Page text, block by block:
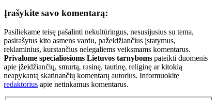
Įrašykite savo komentarą:
Pasiliekame teisę pašalinti nekultūringus, nesusijusius su tema,
pasirašytus kito asmens vardu, pažeidžiančius įstatymus,
reklaminius, kurstančius nelegaliems veiksmams komentarus.
Privalome specialiosioms Lietuvos tarnyboms pateikti duomenis
apie įžeidžiančių, smurtą, rasinę, tautinę, religinę ar kitokią
neapykantą skatinančių komentarų autorius. Informuokite
redaktorius apie netinkamus komentarus.